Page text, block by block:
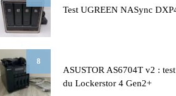
Test UGREEN NASync
8
ASUSTOR AS6704T v2 :
du Lockerstor 4 Gen2+